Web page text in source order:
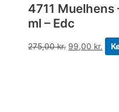
4711 Muelhens
ml – Edc
275,00kr. 99,00 kr.